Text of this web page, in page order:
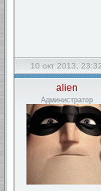
10 окт 2013, 23:32
alien
Администратор